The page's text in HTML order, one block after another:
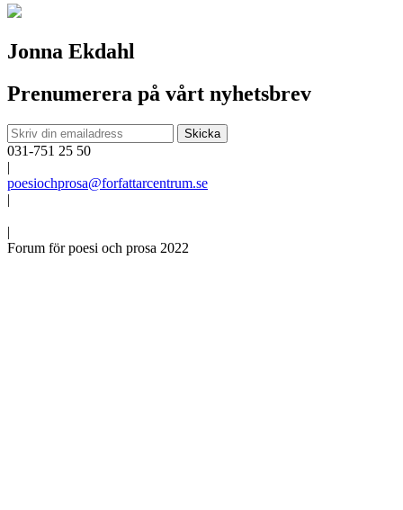
Jonna Ekdahl
Prenumerera på vårt nyhetsbrev
031-751 25 50
|
poesiochprosa@forfattarcentrum.se
|
|
Forum för poesi och prosa 2022